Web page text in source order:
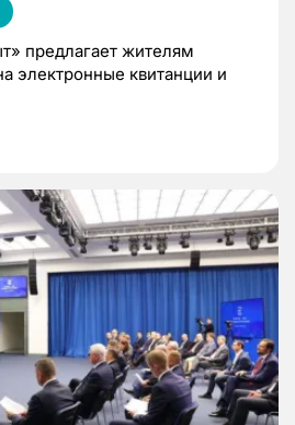
предлагает жителям
электронные квитанции и